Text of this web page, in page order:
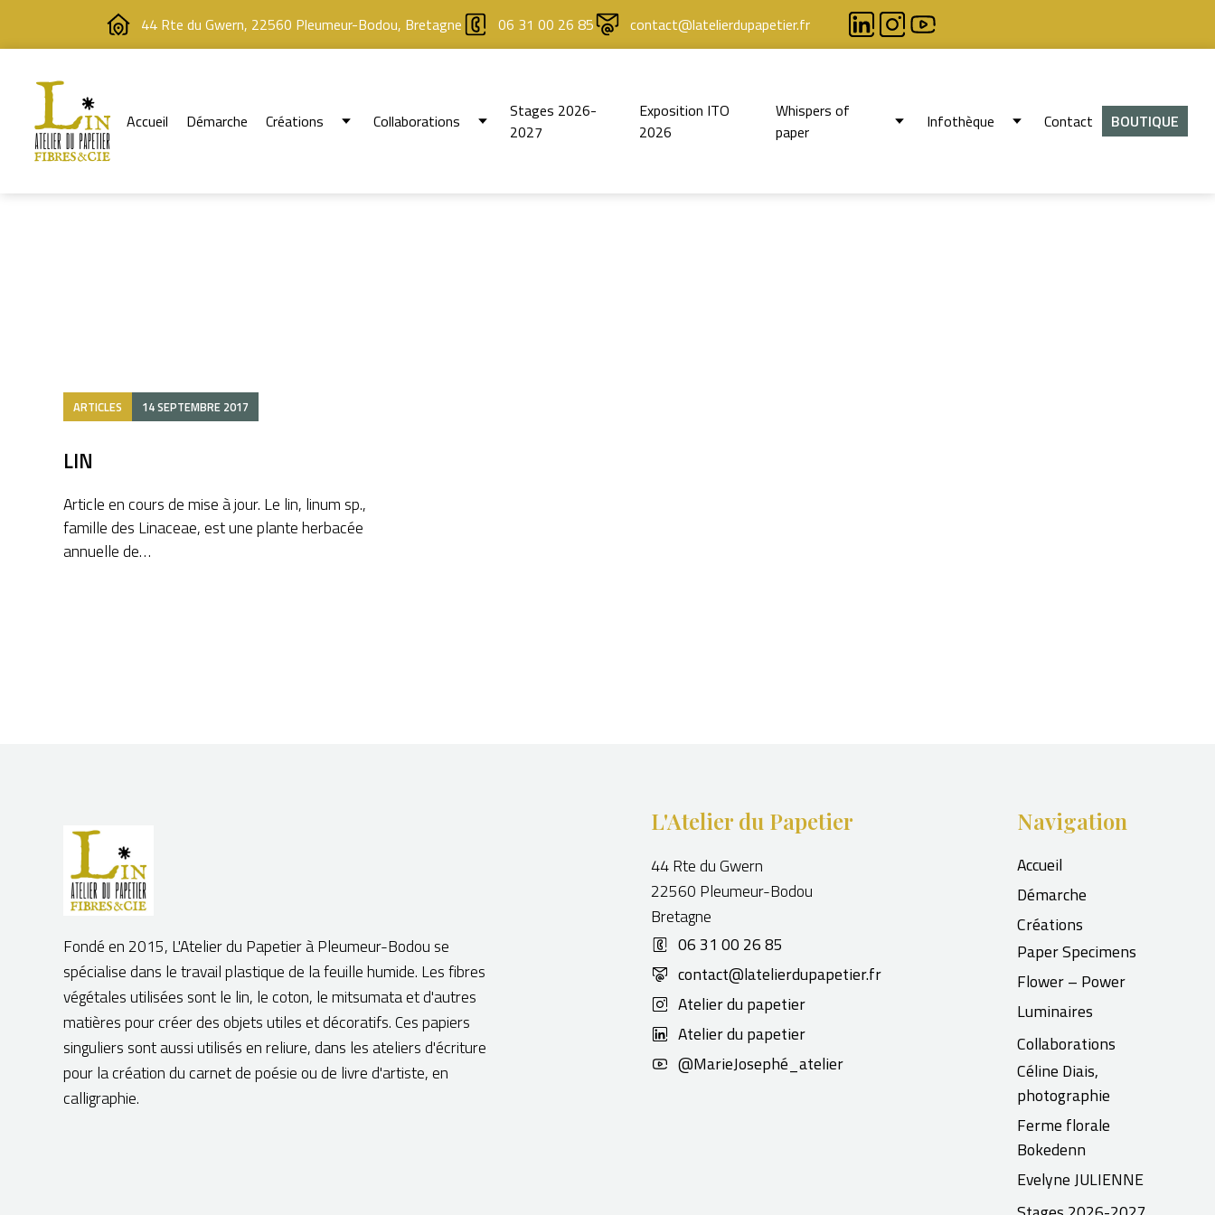
44 Rte du Gwern, 22560 Pleumeur-Bodou, Bretagne 06 31 00 26 85 contact@latelierdupapetier.fr
Accueil Démarche Créations Collaborations
Stages 2026-
2027
Exposition ITO
2026
Whispers of
paper
Infothèque Contact BOUTIQUE
ARTICLES 14 SEPTEMBRE 2017
LIN
Article en cours de mise à jour. Le lin, linum sp.,
famille des Linaceae, est une plante herbacée
annuelle de…
Fondé en 2015, L'Atelier du Papetier à Pleumeur-Bodou se
spécialise dans le travail plastique de la feuille humide. Les fibres
végétales utilisées sont le lin, le coton, le mitsumata et d'autres
matières pour créer des objets utiles et décoratifs. Ces papiers
singuliers sont aussi utilisés en reliure, dans les ateliers d'écriture
pour la création du carnet de poésie ou de livre d'artiste, en
calligraphie.
L'Atelier du Papetier
44 Rte du Gwern
22560 Pleumeur-Bodou
Bretagne
06 31 00 26 85
contact@latelierdupapetier.fr
Atelier du papetier
Atelier du papetier
@MarieJosephé_atelier
Navigation
Accueil
Démarche
Créations
Paper Specimens
Flower – Power
Luminaires
Collaborations
Céline Diais,
photographie
Ferme florale
Bokedenn
Evelyne JULIENNE